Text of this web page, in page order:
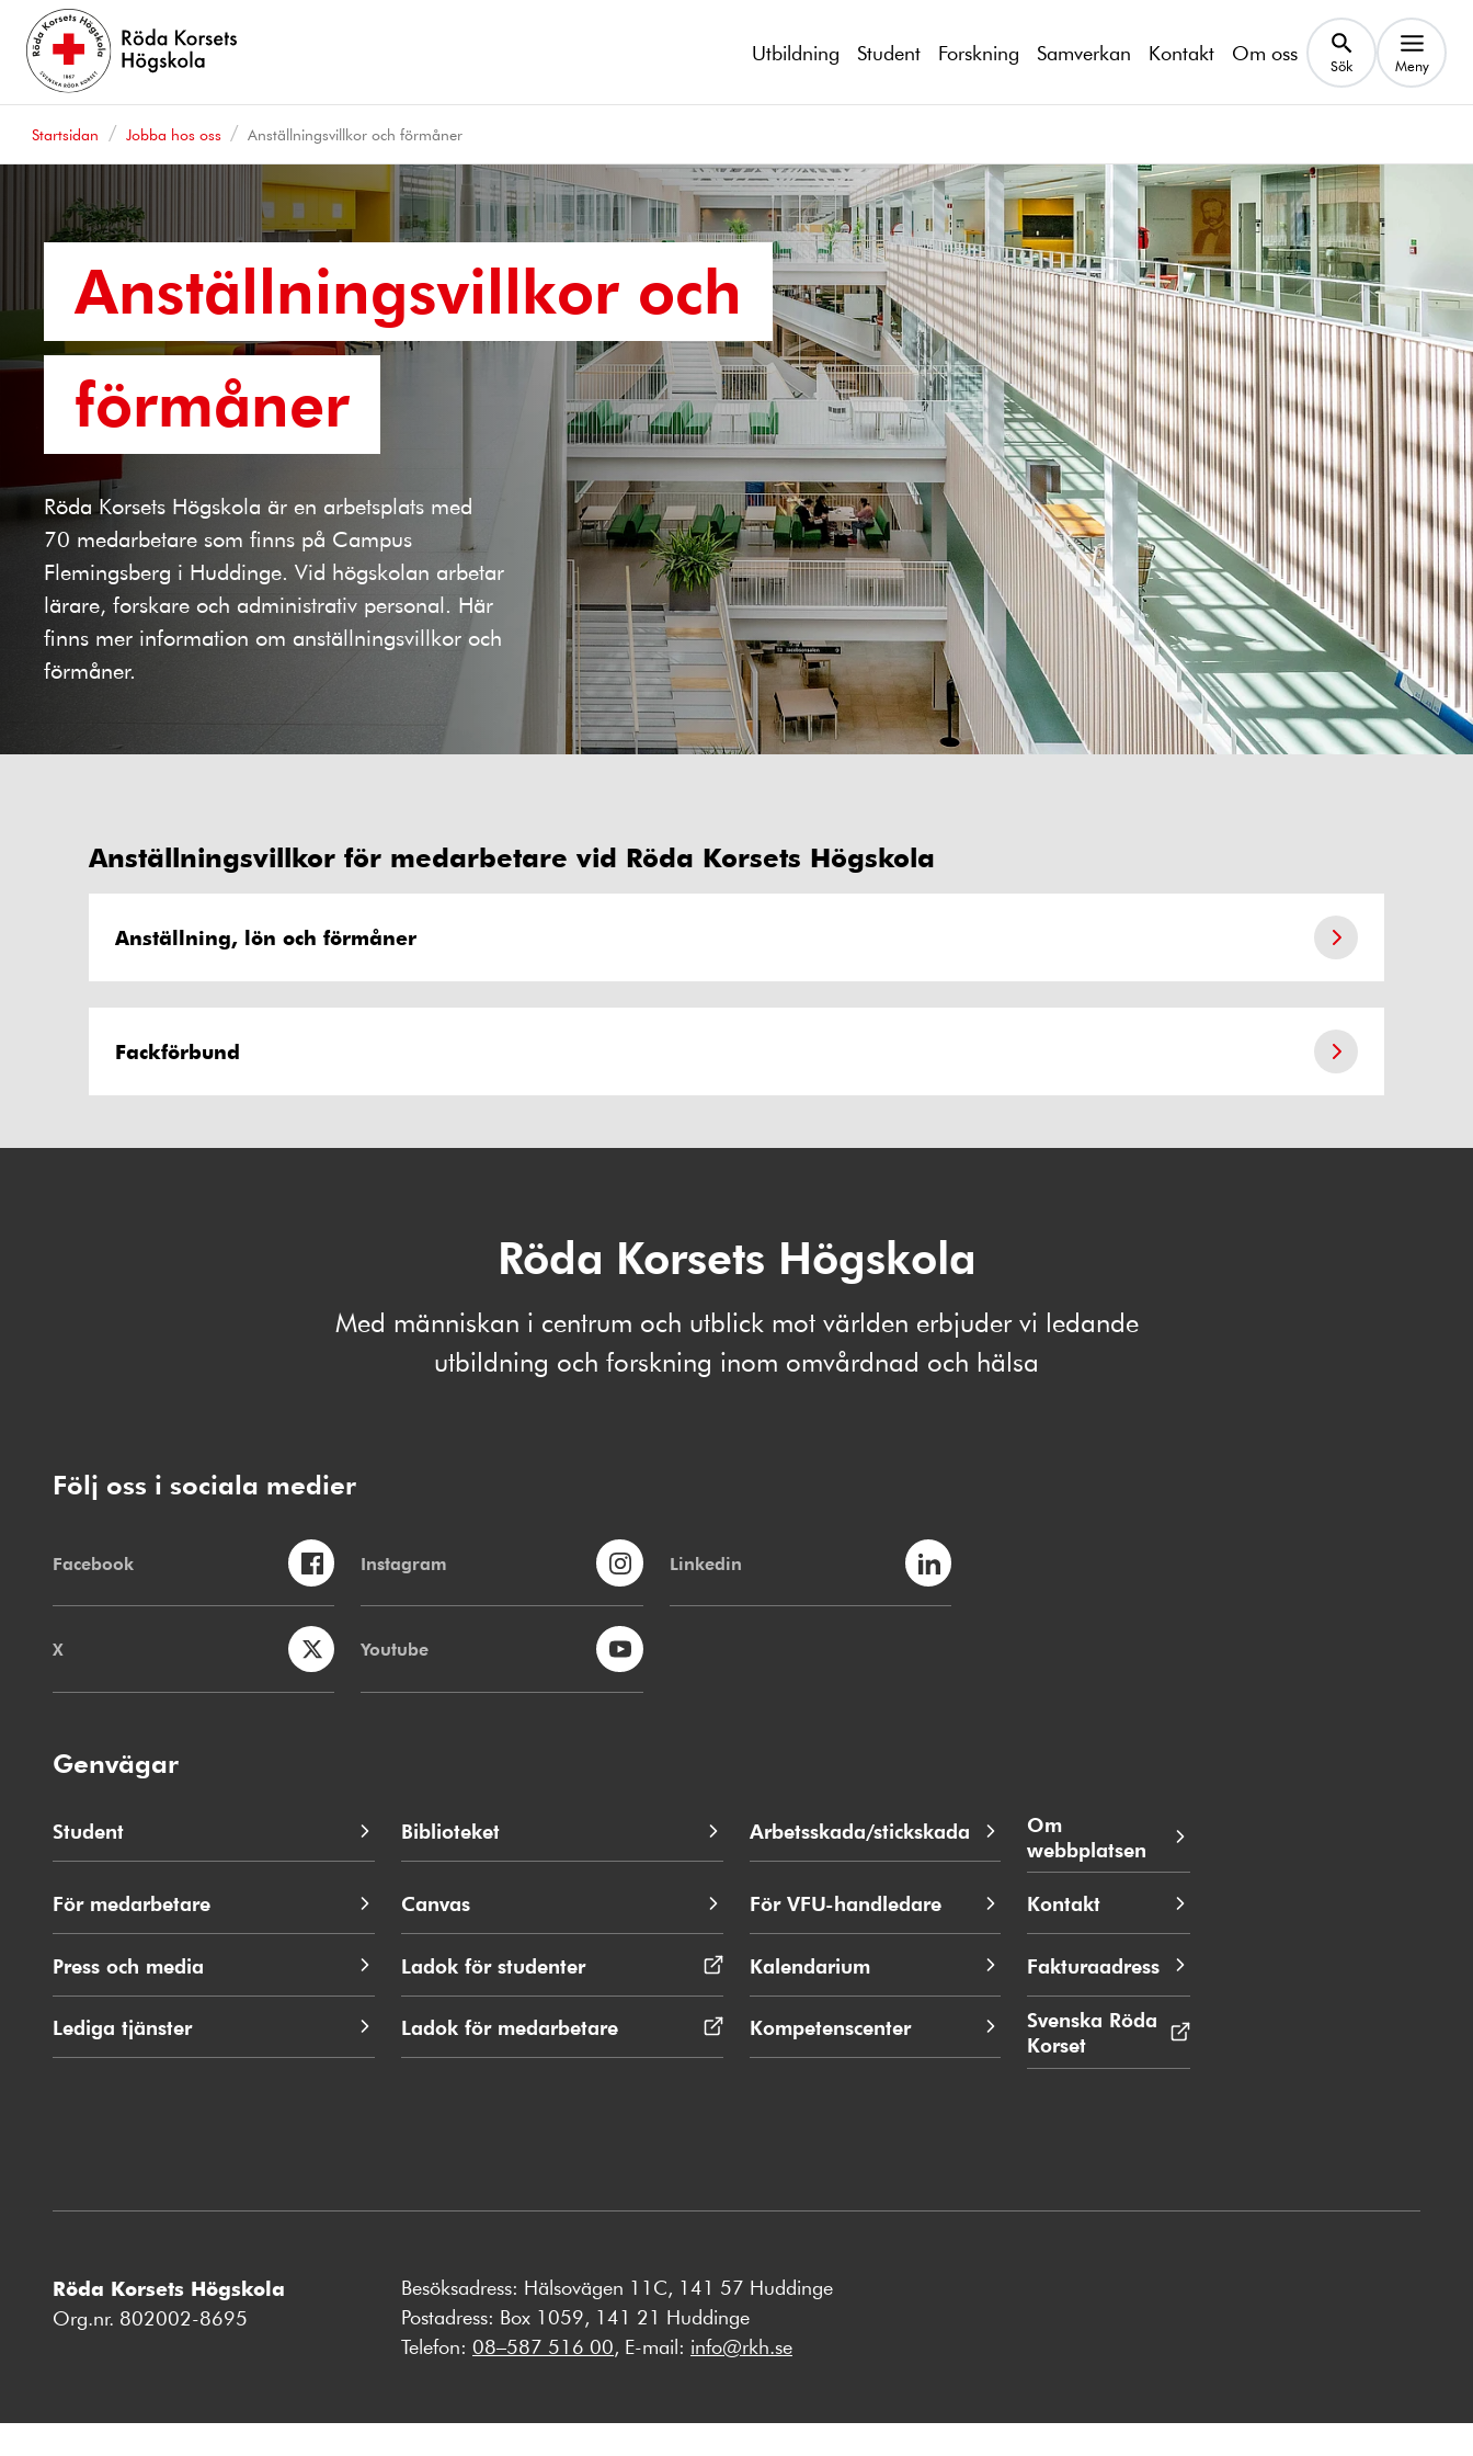
Utbildning Student Forskning Samverkan Kontakt Om oss Sök Meny
Startsidan Jobba hos oss Anställningsvillkor och förmåner
Anställningsvillkor och
förmåner
Röda Korsets Högskola är en arbetsplats med
70 medarbetare som finns på Campus
Flemingsberg i Huddinge. Vid högskolan arbetar
lärare, forskare och administrativ personal. Här
finns mer information om anställningsvillkor och
förmåner.
Anställningsvillkor för medarbetare vid Röda Korsets Högskola
Anställning, lön och förmåner
Fackförbund
Röda Korsets Högskola
Med människan i centrum och utblick mot världen erbjuder vi ledande
utbildning och forskning inom omvårdnad och hälsa
Följ oss i sociala medier
Facebook Instagram Linkedin
X Youtube
Genvägar
Student
För medarbetare
Press och media
Lediga tjänster
Biblioteket
Canvas
Ladok för studenterÖppnas
i
fönster
Ladok för medarbetare
i
Arbetsskada/stickskada
För VFU-handledare
Kalendarium
Kompetenscenter
Om
webbplatsen
Kontakt
Fakturaadress
Svenska Röda
Korset
i
Röda Korsets Högskola
Org.nr. 802002-8695
Besöksadress: Hälsovägen 11C, 141 57 Huddinge
Postadress: Box 1059, 141 21 Huddinge
Telefon: 08–587 516 00, E-mail: info@rkh.se